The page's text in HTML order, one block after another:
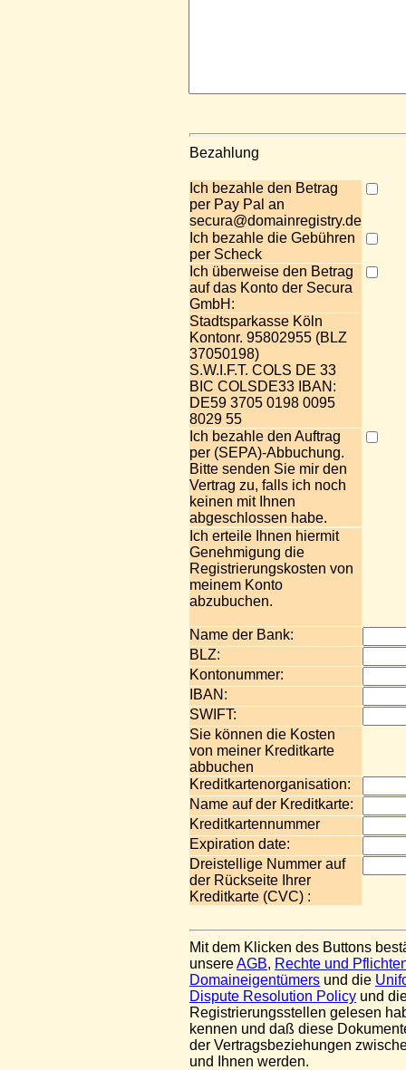
Bezahlung
Ich bezahle den Betrag
per Pay Pal an
secura@domainregistry.de
Ich bezahle die Gebühren
per Scheck
Ich überweise den Betrag
auf das Konto der Secura
GmbH:
Stadtsparkasse Köln
Kontonr. 95802955 (BLZ
37050198)
S.W.I.F.T. COLS DE 33
BIC COLSDE33 IBAN:
DE59 3705 0198 0095
8029 55
Ich bezahle den Auftrag
per (SEPA)-Abbuchung.
Bitte senden Sie mir den
Vertrag zu, falls ich noch
keinen mit Ihnen
abgeschlossen habe.
Ich erteile Ihnen hiermit
Genehmigung die
Registrierungskosten von
meinem Konto
abzubuchen.
Name der Bank:
BLZ:
Kontonummer:
IBAN:
SWIFT:
Sie können die Kosten
von meiner Kreditkarte
abbuchen
Kreditkartenorganisation:
Name auf der Kreditkarte:
Kreditkartennummer
Expiration date:
Dreistellige Nummer auf
der Rückseite Ihrer
Kreditkarte (CVC) :
Mit dem Klicken des Buttons
unsereAGB, Rechte und
Domaineigentümers und die
Dispute Resolution Policy und
Registrierungsstellen gelesen
kennen und daß diese
der Vertragsbeziehungen
und Ihnen werden.